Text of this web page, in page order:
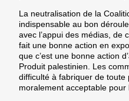
La neutralisation de la
indispensable au bon
avec l’appui des médias, de
fait une bonne action en
que c’est une bonne action
Produit palestinien. Les
difficulté à fabriquer de toute
moralement acceptable pour